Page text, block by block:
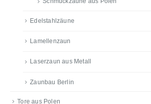
Edelstahlzäune
Lamellenzaun
Laserzaun aus Metall
Zaunbau Berlin
Tore aus Polen